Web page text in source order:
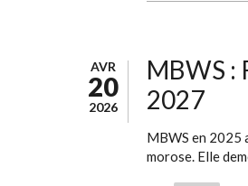
AVR
20
2026
MBWS :
2027
MBWS en 2025
morose. Elle